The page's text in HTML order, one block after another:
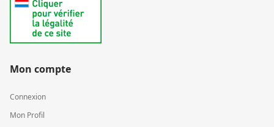
Mon compte
Connexion
Mon Profil